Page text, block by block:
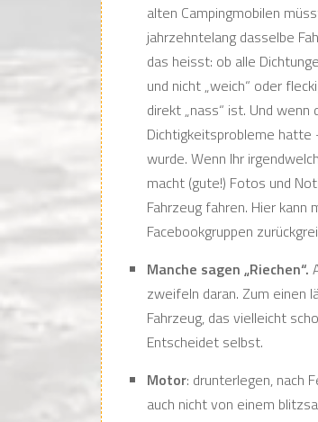
alten Campingmobilen
jahrzehntelang dasselbe
das heisst: ob alle
und nicht „weich“ oder
direkt „nass“ ist. Und
Dichtigkeitsprobleme hatte
wurde. Wenn Ihr
macht (gute!) Fotos und
Fahrzeug fahren. Hier kann
Facebookgruppen
Manche sagen „Riechen“.
zweifeln daran. Zum einen
Fahrzeug, das vielleicht
Entscheidet selbst.
Motor: drunterlegen, nach
auch nicht von einem